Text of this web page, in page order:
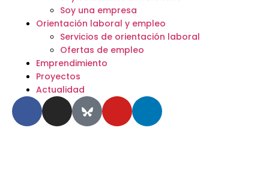
Soy una empresa
Orientación laboral y empleo
Servicios de orientación laboral
Ofertas de empleo
Emprendimiento
Proyectos
Actualidad